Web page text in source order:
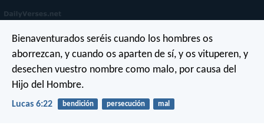
Bienaventurados seréis cuando los hombres os
aborrezcan, y cuando os aparten de sí, y os vituperen, y
desechen vuestro nombre como malo, por causa del
Hijo del Hombre.
Lucas 6:22 bendición persecución mal